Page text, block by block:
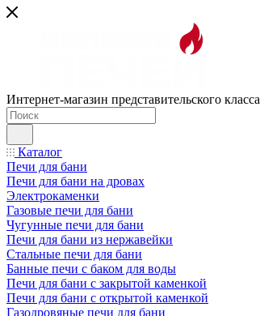
Интернет-магазин представительского класса
Каталог
Печи для бани
Печи для бани на дровах
Электрокаменки
Газовые печи для бани
Чугунные печи для бани
Печи для бани из нержавейки
Стальные печи для бани
Банные печи с баком для воды
Печи для бани с закрытой каменкой
Печи для бани с открытой каменкой
Газодровяные печи для бани